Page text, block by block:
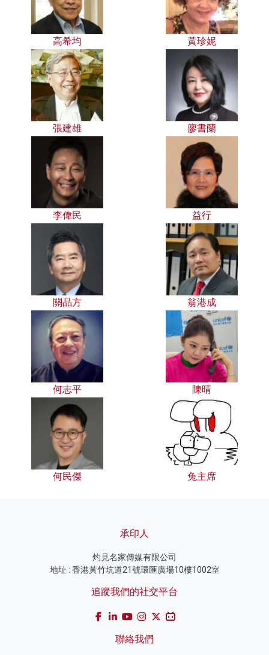
高希均 黃珍妮
張建雄 廖書蘭
李偉民 益行
關品方 翁港成
何志平 陳晴
何民傑 兔主席
承印人
灼見名家傳媒有限公司
地址 : 香港黃竹坑道21號環匯廣場10樓1002室
追蹤我們的社交平台
聯絡我們